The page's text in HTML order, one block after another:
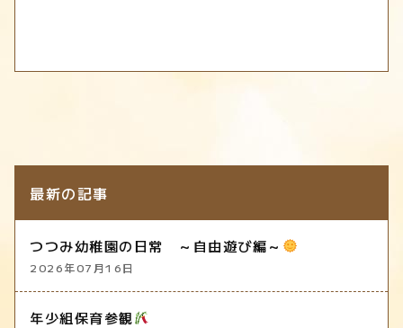
最新の記事
つつみ幼稚園の日常 ～自由遊び編～
2026年07月16日
年少組保育参観